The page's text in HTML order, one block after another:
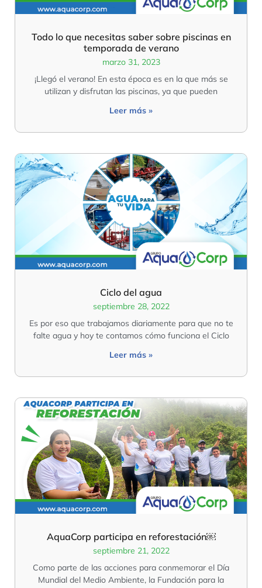
Todo lo que necesitas saber sobre piscinas en
temporada de verano
marzo 31, 2023
¡Llegó el verano! En esta época es en la que más se
utilizan y disfrutan las piscinas, ya que pueden
Leer más »
Ciclo del agua
septiembre 28, 2022
Es por eso que trabajamos diariamente para que no te
falte agua y hoy te contamos cómo funciona el Ciclo
Leer más »
AquaCorp participa en reforestación￼
septiembre 21, 2022
Como parte de las acciones para conmemorar el Día
Mundial del Medio Ambiente, la Fundación para la